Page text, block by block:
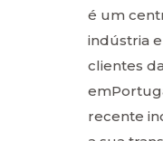
é um
indústria
clientes
recente